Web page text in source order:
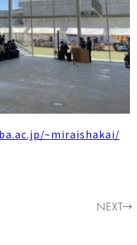
~miraishakai/